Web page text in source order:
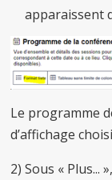
apparaissent
Le programme
d’affichage
2) Sous « Plus...